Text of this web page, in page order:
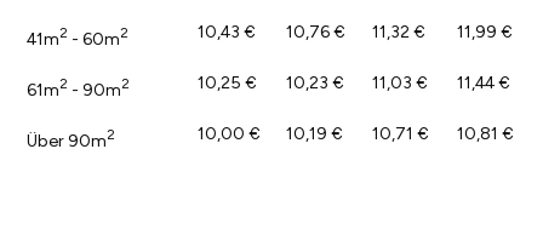
41m2 - 60m2 10,43 € 10,76 € 11,32 € 11,99 €
61m2 - 90m2 10,25 € 10,23 € 11,03 € 11,44 €
Über 90m2 10,00 € 10,19 € 10,71 € 10,81 €